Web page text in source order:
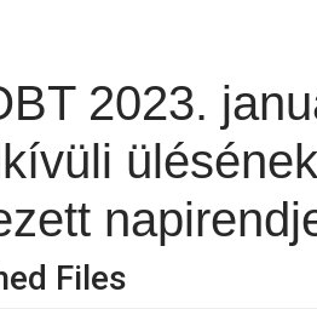
2023.
Files